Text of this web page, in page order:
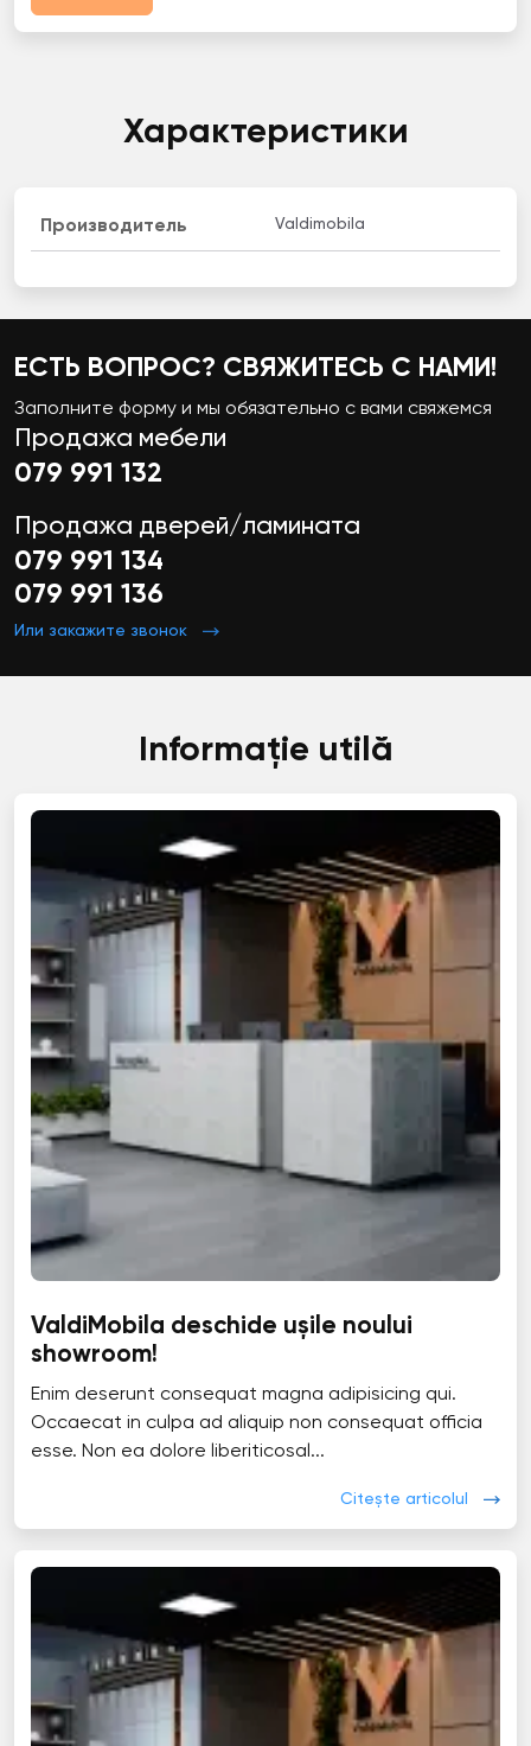
Характеристики
Производитель Valdimobila
ЕСТЬ ВОПРОС? СВЯЖИТЕСЬ С НАМИ!
Заполните форму и мы обязательно с вами свяжемся
Продажа мебели
079 991 132
Продажа дверей/ламината
079 991 134
079 991 136
Или закажите звонок
Informație utilă
ValdiMobila deschide ușile noului
showroom!
Enim deserunt consequat magna adipisicing qui.
Occaecat in culpa ad aliquip non consequat officia
esse. Non ea dolore liberiticosal...
Citește articolul